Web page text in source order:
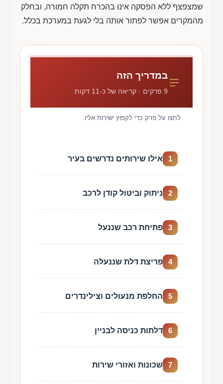
שמצפצף ללא הפסקה אינו בהכרח תקלה חמורה, ובחלק
מהמקרים אפשר לפתור אותה בלי לגעת במערכת בכלל.
במדריך הזה
9 פרקים · קריאה של כ-11 דקות
לחצו על פרק כדי לקפוץ ישירות אליו.
1 אילו שירותים נדרשים בעיר
2 ניתוק וביטול קודן לרכב
3 פתיחת רכב שננעל
4 פריצת דלת שננעלה
5 החלפת מנעולים וצילינדרים
6 דלתות כניסה לבניין
7 שכונות ואזורי שירות